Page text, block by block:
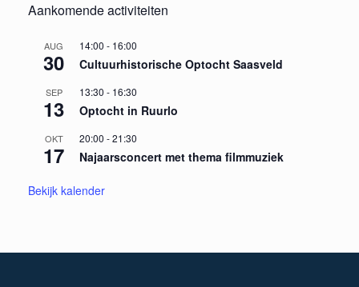
Aankomende activiteiten
AUG
30
14:00 - 16:00
Cultuurhistorische Optocht Saasveld
SEP
13
13:30 - 16:30
Optocht in Ruurlo
OKT
17
20:00 -21:30
Najaarsconcert met thema filmmuziek
Bekijk kalender